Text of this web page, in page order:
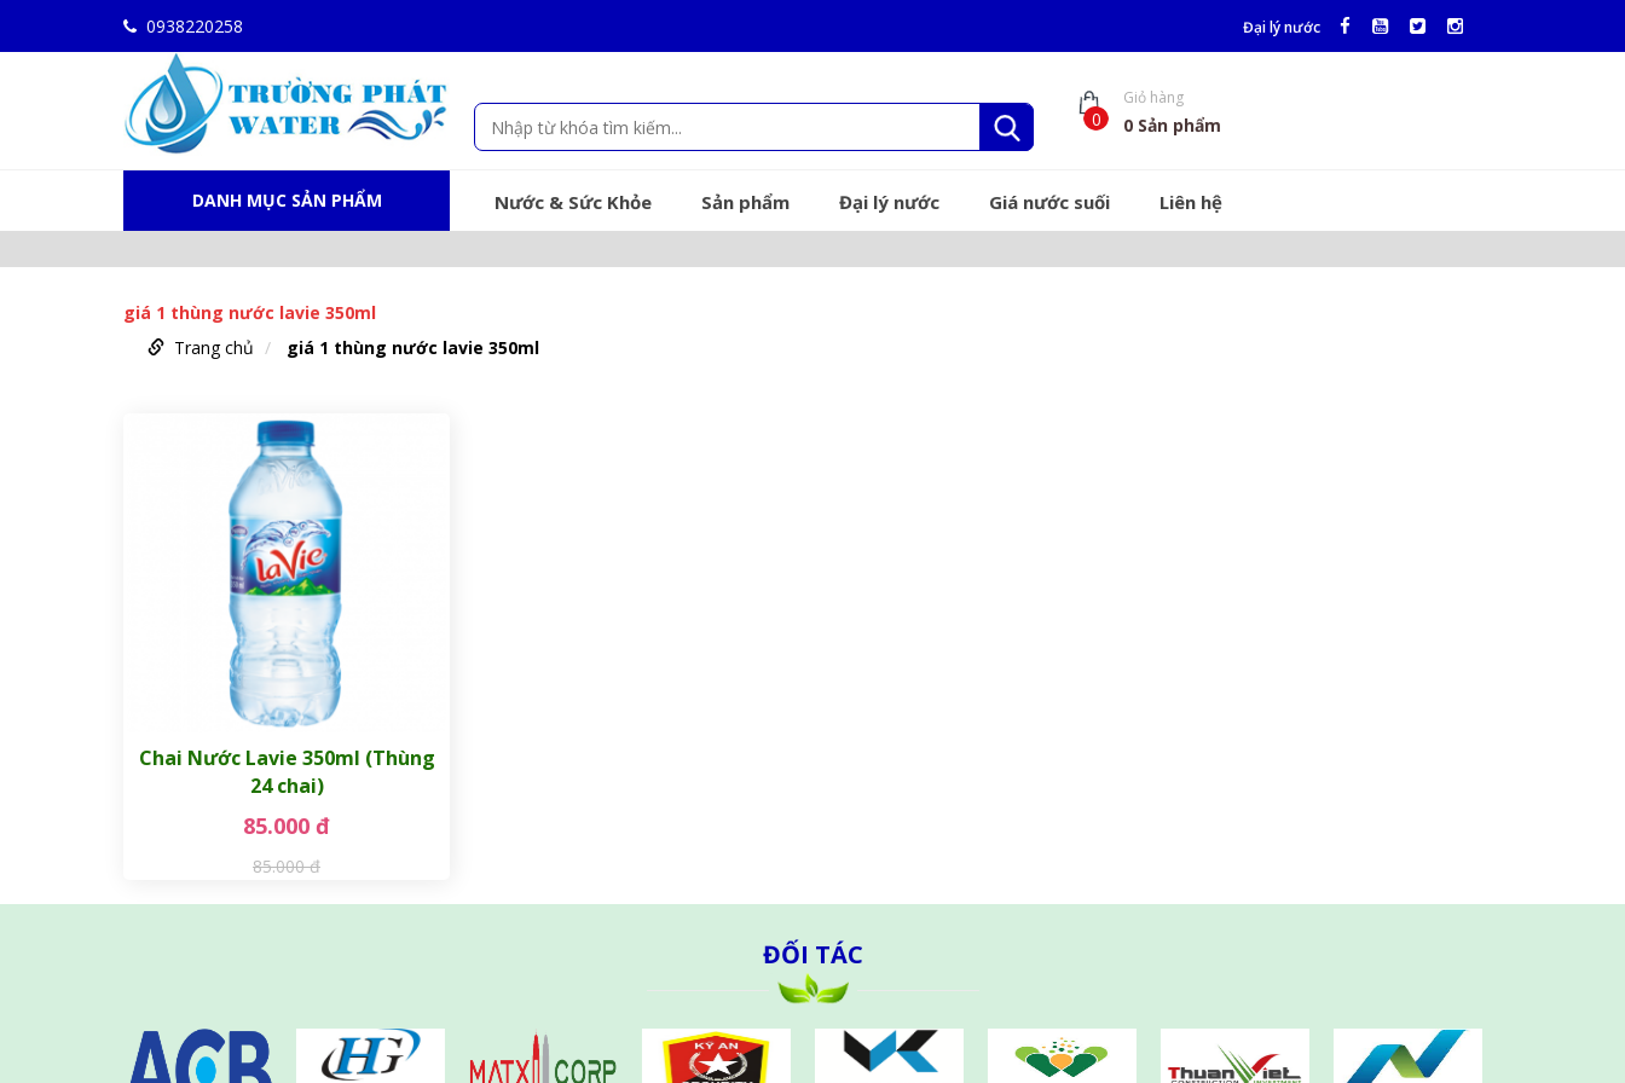
0938220258 Đại lý nước
0
Giỏ hàng
0 Sản phẩm
DANH MỤC SẢN PHẨM Nước & Sức Khỏe Sản phẩm Đại lý nước Giá nước suối Liên hệ
giá 1 thùng nước lavie 350ml
Trang chủ
giá 1 thùng nước lavie 350ml
Chai Nước Lavie 350ml (Thùng
24 chai)
85.000 đ
85.000 đ
ĐỐI TÁC